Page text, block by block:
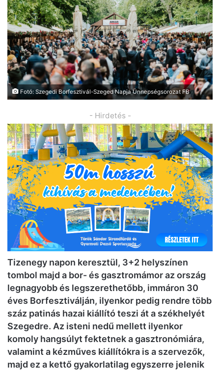
Fotó: Szegedi Borfesztivál-Szeged Napja Ünnepségsorozat FB
- Hirdetés -
Tizenegy napon keresztül, 3+2 helyszínen
tombol majd a bor- és gasztromámor az ország
legnagyobb és legszerethetőbb, immáron 30
éves Borfesztiválján, ilyenkor pedig rendre több
száz patinás hazai kiállító teszi át a székhelyét
Szegedre. Az isteni nedű mellett ilyenkor
komoly hangsúlyt fektetnek a gasztronómiára,
valamint a kézműves kiállítókra is a szervezők,
majd ez a kettő gyakorlatilag egyszerre jelenik